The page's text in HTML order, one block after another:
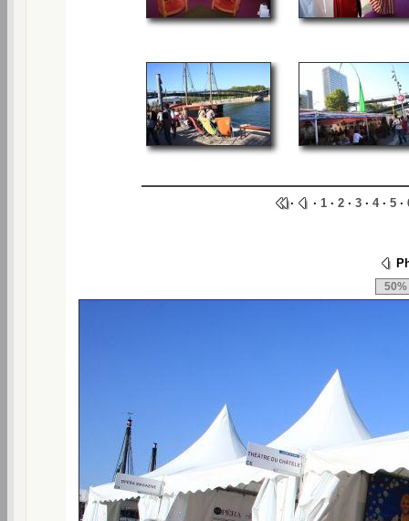
· · 1 · 2 · 3 · 4· 5 ·